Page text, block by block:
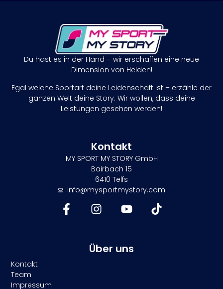
Du hast es in der Hand – wir erschaffen eine neue
Dimension von Helden!
Egal welche Sportart deine Leidenschaft ist – erzähle der
ganzen Welt deine Story. Wir wollen, dass deine
Leistungen gesehen werden!
Kontakt
MY SPORT MY STORY GmbH
Bairbach 15
6410 Telfs
info@mysportmystory.com
Über uns
Kontakt
Team
Impressum